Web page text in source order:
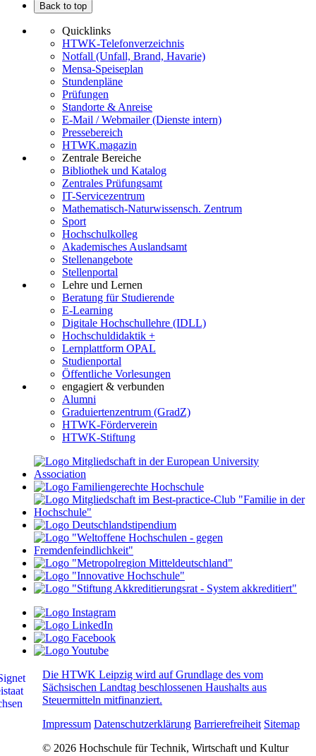
Back to top
Quicklinks
HTWK-Telefonverzeichnis
Notfall (Unfall, Brand, Havarie)
Mensa-Speiseplan
Stundenpläne
Prüfungen
Standorte & Anreise
E-Mail / Webmailer (Dienste intern)
Pressebereich
HTWK.magazin
Zentrale Bereiche
Bibliothek und Katalog
Zentrales Prüfungsamt
IT-Servicezentrum
Mathematisch-Naturwissensch. Zentrum
Sport
Hochschulkolleg
Akademisches Auslandsamt
Stellenangebote
Stellenportal
Lehre und Lernen
Beratung für Studierende
E-Learning
Digitale Hochschullehre (IDLL)
Hochschuldidaktik +
Lernplattform OPAL
Studienportal
Öffentliche Vorlesungen
engagiert & verbunden
Alumni
Graduiertenzentrum (GradZ)
HTWK-Förderverein
HTWK-Stiftung
Die HTWK Leipzig wird auf Grundlage des vom
Sächsischen Landtag beschlossenen Haushalts aus
Steuermitteln mitfinanziert.
Impressum Datenschutzerklärung Barrierefreiheit Sitemap
© 2026 Hochschule für Technik, Wirtschaft und Kultur